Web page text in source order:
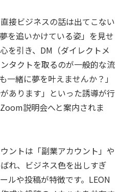
接ビジネスの話は出てこない
を追いかけている姿」を見せ
を引き、DM（ダイレクトメ
タクトを取るのが一般的な流
一緒に夢を叶えませんか？」
あります」といった誘導が行
説明会へと案内されま
ントは「副業アカウント」や
れ、ビジネス色を出しすぎ
ルや投稿が特徴です。LEON